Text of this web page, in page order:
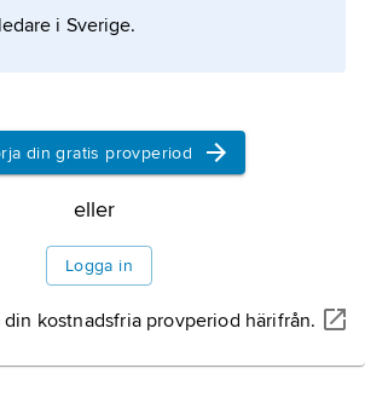
den skulle flyga stabilt utan att
om artikeln
i Sverige.
din gratis provperiod
eller
Logga in
din kostnadsfria provperiod härifrån.